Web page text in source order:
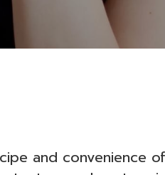
and convenience